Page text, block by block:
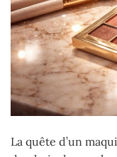
La quête d’un